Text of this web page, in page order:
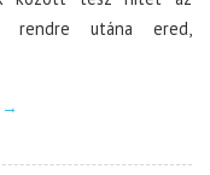
utána ered,
→